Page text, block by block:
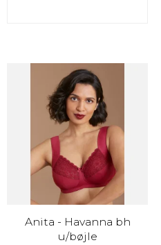
Anita - Havanna bh
u/bøjle